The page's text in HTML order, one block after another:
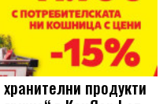
продукти